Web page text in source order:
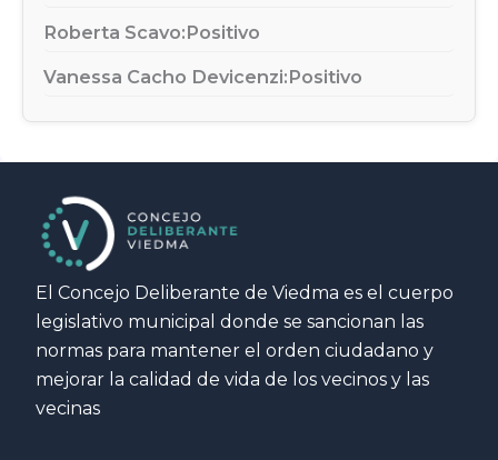
Roberta Scavo:Positivo
Vanessa Cacho Devicenzi:Positivo
El Concejo Deliberante de Viedma es el cuerpo
legislativo municipal donde se sancionan las
normas para mantener el orden ciudadano y
mejorar la calidad de vida de los vecinos y las
vecinas